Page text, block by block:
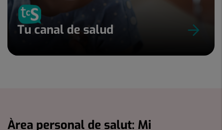
Tu canal de salud
Àrea personal de salut: Mi